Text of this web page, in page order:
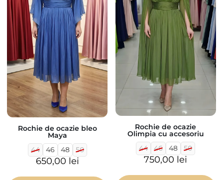
Rochie de ocazie bleo
Maya
44
46 48 50
650,00 lei
Rochie de ocazie
Olimpia cu accesoriu
44
46 48 50
750,00 lei